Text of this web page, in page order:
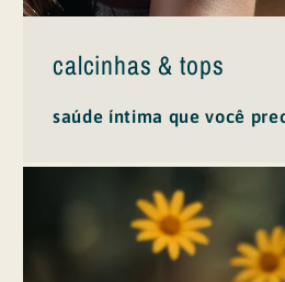
calcinhas & tops
saúde íntima que você